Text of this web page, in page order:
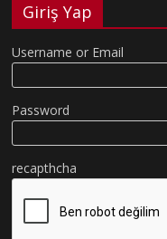
Giriş Yap
Username or Email
Password
recapthcha